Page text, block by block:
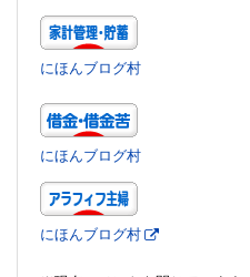
にほんブログ村
にほんブログ村
にほんブログ村